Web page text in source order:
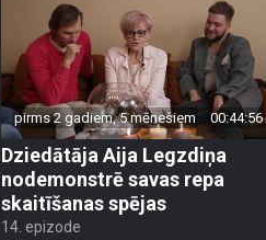
pirms 2 gadiem, 5 mēnešiem 00:44:56
Dziedātāja Aija Legzdiņa
nodemonstrē savas repa
skaitīšanas spējas
14. epizode